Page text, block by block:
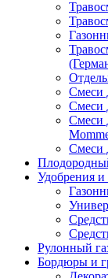
Смеси
Смеси
Смеси
Смеси
Удобрения и
Рулонный
Бордюры и